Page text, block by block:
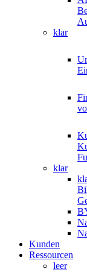
klar
klar
Kunden
Ressourcen
leer